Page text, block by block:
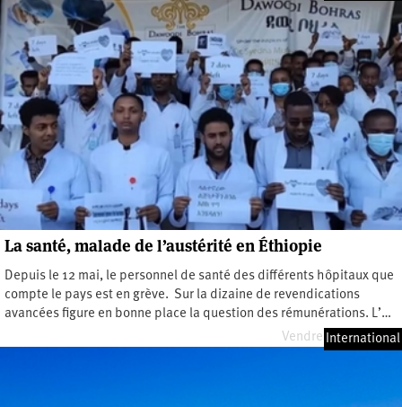
La santé, malade de l’austérité en Éthiopie
Depuis le 12 mai, le personnel de santé des différents hôpitaux que
compte le pays est en grève. Sur la dizaine de revendications
avancées figure en bonne place la question des rémunérations. L’…
Vendredi 6 juin 2025
International